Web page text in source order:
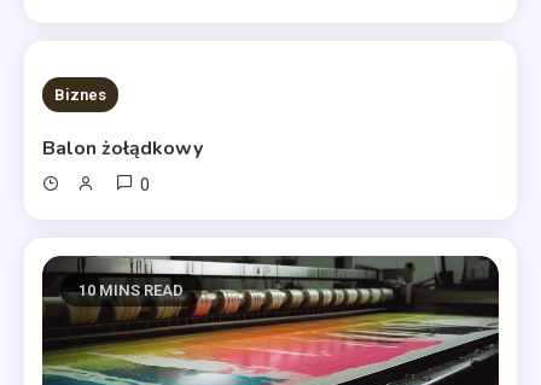
10 MINS READ
Biznes
Balon żołądkowy
0
10 MINS READ